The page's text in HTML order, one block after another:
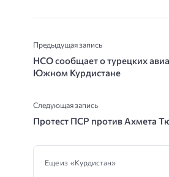
Предыдущая запись
НСО сообщает о турецких
Южном Курдистане
Следующая запись
Протест ПСР против Ахмета
Еще из «Курдистан»